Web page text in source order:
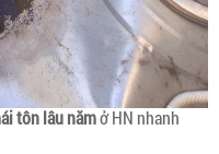
tôn lâu nămở HN nhanh